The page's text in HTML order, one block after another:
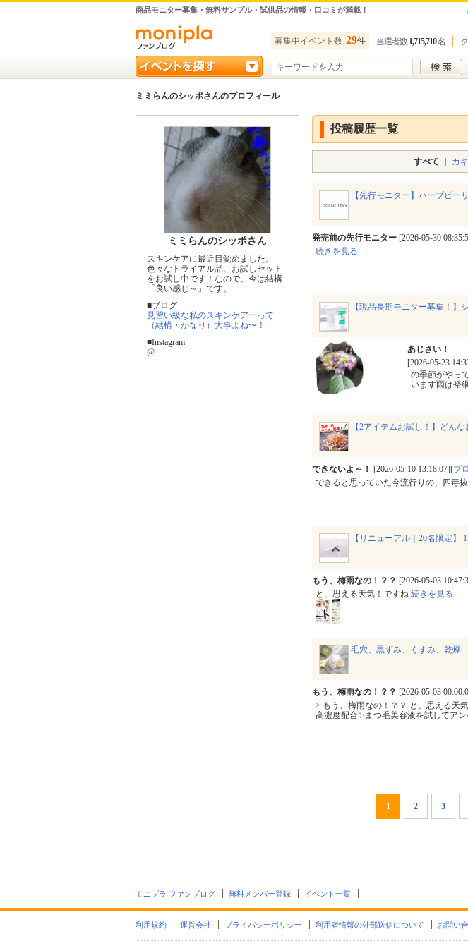
商品モニター募集・無料サンプル・試供品の情報・口コミが満載！
募集中イベント数 29件 当選者数 1,715,710名
ミミらんのシッポさんのプロフィール
ミミらんのシッポさん
スキンケアに最近目覚めました。
色々なトライアル品、お試しセット
をお試し中です！なので、今は結構
「良い感じ～」です。
■ブログ
見習い級な私のスキンケアーって
（結構・かなり）大事よね〜！
■Instagram
@
投稿履歴一覧
すべて カ
【先行モニター】ハーブピ
発売前の先行モニター [2026-05-30
続きを見る
【現品長期モニター募集！
あじさい！
[2026-05-23
の季節がやっ
います雨は裕
【2アイテムお試し！】どん
できないよ～！ [2026-05-10 13:18:07][ブ
できると思っていた今流行りの、四毒
【リニューアル｜20名限定
もう、梅雨なの！？？ [2026-05-03
と、思える天気！ですね 続きを見る
毛穴、黒ずみ、くすみ、乾
もう、梅雨なの！？？ [2026-05-03
> もう、梅雨なの！？？ と、思える天
高濃度配合✨まつ毛美容液を試してア
1 2 3
モニプラ ファンブログ 無料メンバー登録 イベント一覧
利用規約 運営会社 プライバシーポリシー 利用者情報の外部送信について お問い